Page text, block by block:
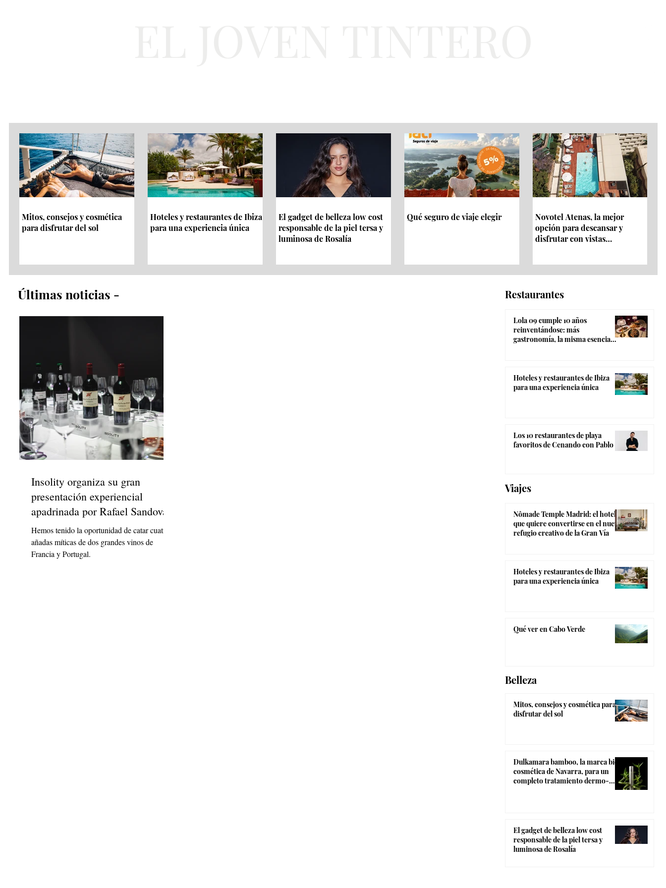
Mitos, consejos y cosmética
para disfrutar del sol
Hoteles y restaurantes de Ibiza
para una experiencia única
El gadget de belleza low cost
responsable de la piel tersa y
luminosa de Rosalía
Qué seguro de viaje elegir
Novotel Atenas, la mejor
opción para descansar y
disfrutar con vistas
​Últimas noticias​ -
Insolity organiza su gran
presentación experiencial
apadrinada por Rafael Sandoval
Hemos tenido la oportunidad de catar cuatro
añadas míticas de dos grandes vinos de
Francia y Portugal.
Restaurantes
Lola 09 cumple 10 años
reinventándose: más
gastronomía, la misma esencia
Hoteles y restaurantes de Ibiza
para una experiencia única
Los 10 restaurantes de playa
favoritos de Cenando con Pablo
Viajes
Nômade Temple Madrid: el hotel
que quiere convertirse en el nuevo
refugio creativo de la Gran Vía
Hoteles y restaurantes de Ibiza
para una experiencia única
Qué ver en Cabo Verde
Belleza
Mitos, consejos y cosmética para
disfrutar del sol
Dulkamara bamboo, la marca bio-
cosmética de Navarra, para un
completo tratamiento dermo-
El gadget de belleza low cost
responsable de la piel tersa y
luminosa de Rosalía